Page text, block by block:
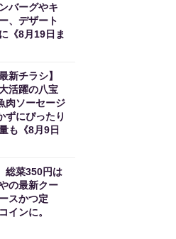
バーグやキ
、デザート
《8月19日ま
新チラシ】
活躍の八宝
肉ソーセージ
ずにぴったり
も《8月9日
総菜350円は
の最新クー
スかつ定
インに。